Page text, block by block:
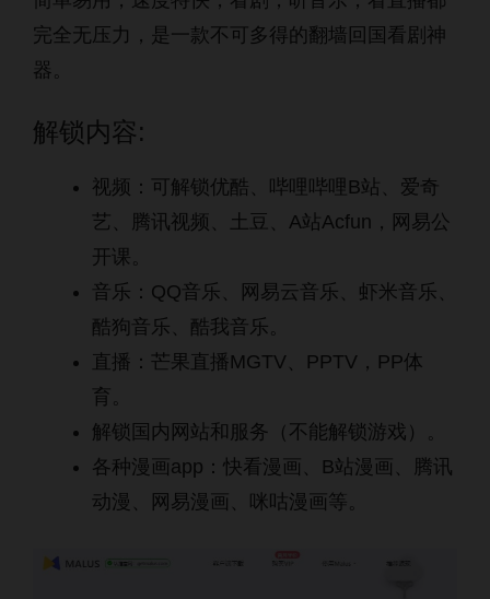
完全无压力，是一款不可多得的翻墙回国看剧神
器。
解锁内容:
视频：可解锁优酷、哔哩哔哩B站、爱奇
艺、腾讯视频、土豆、A站Acfun，网易公
开课。
音乐：QQ音乐、网易云音乐、虾米音乐、
酷狗音乐、酷我音乐。
直播：芒果直播MGTV、PPTV，PP体
育。
解锁国内网站和服务（不能解锁游戏）。
各种漫画app：快看漫画、B站漫画、腾讯
动漫、网易漫画、咪咕漫画等。